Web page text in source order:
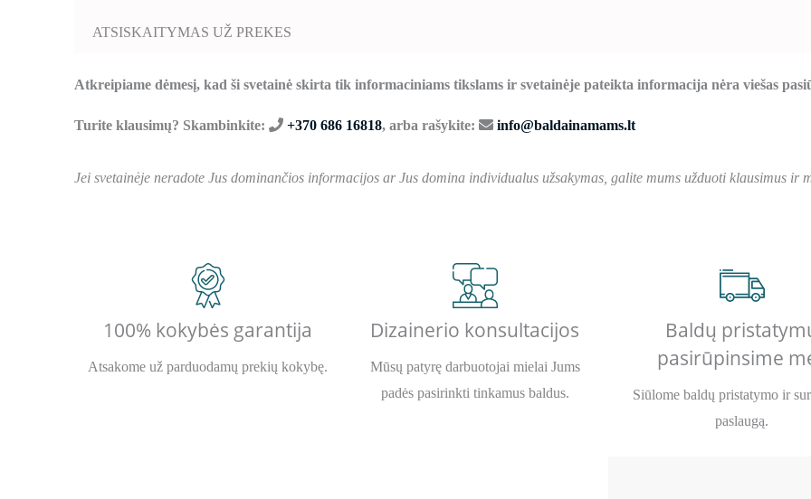
ATSISKAITYMAS UŽ PREKES
Atkreipiame dėmesį, kad ši svetainė skirta tik informaciniams tikslams ir svetainėje pateikta informacija nėra viešas
Turite klausimų? Skambinkite: +370 686 16818, arba rašykite: info@baldainamams.lt
Jei svetainėje neradote Jus dominančios informacijos ar Jus domina individualus užsakymas, galite mums užduoti klausimus ir
100% kokybės garantija
Atsakome už parduodamų prekių kokybę.
Dizainerio konsultacijos
Mūsų patyrę darbuotojai mielai Jums
padės pasirinkti tinkamus baldus.
Baldų
pasirūpinsime
Siūlome baldų pristatymo ir
paslaugą.